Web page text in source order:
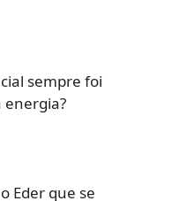
sempre foi
Eder que se